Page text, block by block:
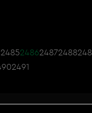
2485248624872488
2491